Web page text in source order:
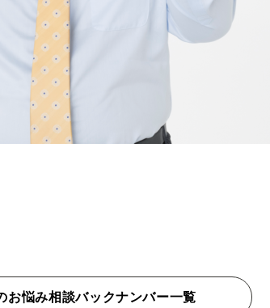
お悩み相談バックナンバー一覧